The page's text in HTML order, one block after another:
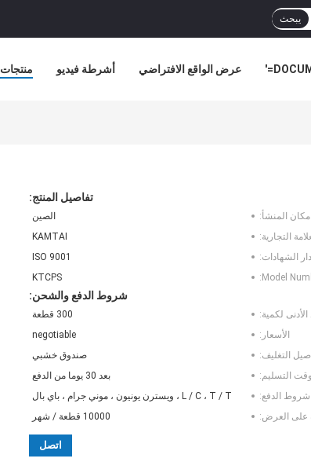
يبحث
منتجات أشرطة فيديو عرض الواقع الافتراضي
تفاصيل المنتج:
مكان المنشأ:
الصين
التجارية:
KAMTAI
الشهادات:
ISO 9001
Model
KTCPS
شروط الدفع والشحن:
الأدنى لكمية:
300 قطعة
الأسعار:
negotiable
التغليف:
صندوق خشبي
وقت التسليم:
بعد 30 يوما من الدفع
شروط الدفع:
L / C ، T / T ، ويسترن يونيون ، موني جرام ، باي بال
على العرض:
10000 قطعة / شهر
اتصل